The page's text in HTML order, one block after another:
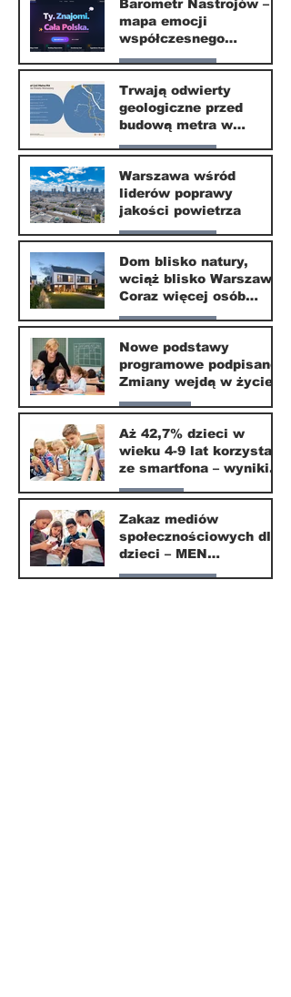
30 mar
Barometr Nastrojów –
mapa emocji
współczesnego
społeczeństwa
Nasze miasto
30 mar
Trwają odwierty
geologiczne przed
budową metra w
Wilanowie
Nasze miasto
24 mar
Warszawa wśród
liderów poprawy
jakości powietrza
Nasze miasto
24 mar
Dom blisko natury,
wciąż blisko Warszawy.
Coraz więcej osób
wybiera ten kierunek
Nasze miasto
20 mar
Nowe podstawy
programowe podpisane.
Zmiany wejdą w życie
od września 2026
Edukacja
16 mar
Aż 42,7% dzieci w
wieku 4-9 lat korzysta
ze smartfona – wyniki
badania Krajowego
Instytutu Mediów
Parents
1 mar
Zakaz mediów
społecznościowych dla
dzieci – MEN
przedstawia projekt